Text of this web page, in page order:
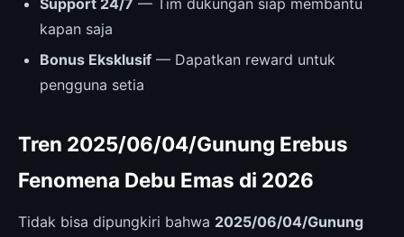
Support 24/7 — Tim dukungan siap membantu
kapan saja
Bonus Eksklusif — Dapatkan reward untuk
pengguna setia
Tren 2025/06/04/Gunung Erebus
Fenomena Debu Emas di 2026
Tidak bisa dipungkiri bahwa 2025/06/04/Gunung